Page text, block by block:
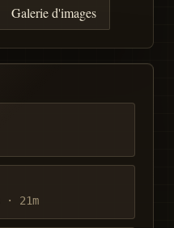
Galerie d'images
· 21m